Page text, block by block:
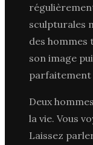
sculpturales
des hommes
son image
Deux
la vie. Vous
Laissez